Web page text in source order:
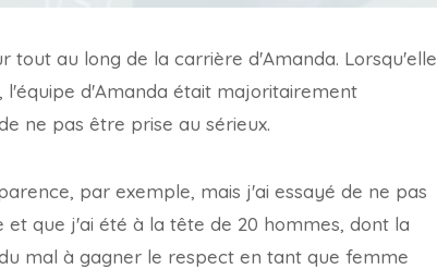
tout au long de la carrière d'Amanda. Lorsqu'elle
l'équipe d'Amanda était majoritairement
ne pas être prise au sérieux.
par exemple, mais j'ai essayé de ne pas
que j'ai été à la tête de 20 hommes, dont la
mal à gagner le respect en tant que femme